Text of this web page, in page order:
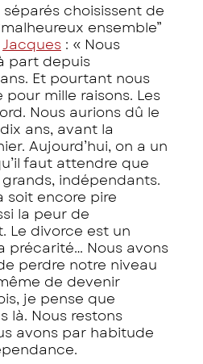
choisissent de
ensemble”
Jacques : « Nous
part depuis
Et pourtant nous
mille raisons. Les
Nous aurions dû le
ans, avant la
Aujourd’hui, on a un
faut attendre que
indépendants.
soit encore pire
la peur de
Le divorce est un
précarité… Nous avons
perdre notre niveau
de devenir
je pense que
là. Nous restons
avons par habitude